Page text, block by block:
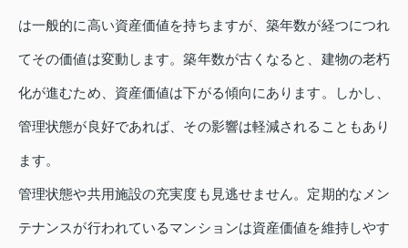
は一般的に高い資産価値を持ちますが、築年数が経つにつれ
てその価値は変動します。築年数が古くなると、建物の老朽
化が進むため、資産価値は下がる傾向にあります。しかし、
管理状態が良好であれば、その影響は軽減されることもあり
ます。
管理状態や共用施設の充実度も見逃せません。定期的なメン
テナンスが行われているマンションは資産価値を維持しやす